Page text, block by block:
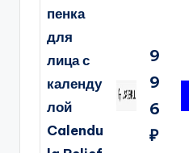
пенка
для
лица с
календу
лой
Calendu
9
9
6
₽